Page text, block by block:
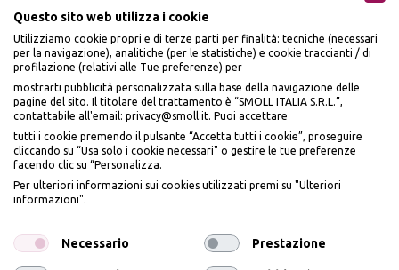
Accettiamo
Seguici sui social
Questo sito web utilizza i cookie
Utilizziamo cookie propri e di terze parti per finalità: tecniche (necessari
per la navigazione), analitiche (per le statistiche) e cookie traccianti / di
profilazione (relativi alle Tue preferenze) per
mostrarti pubblicità personalizzata sulla base della navigazione delle
pagine del sito. Il titolare del trattamento è “SMOLL ITALIA S.R.L.”,
contattabile all'email: privacy@smoll.it. Puoi accettare
tutti i cookie premendo il pulsante “Accetta tutti i cookie”, proseguire
cliccando su “Usa solo i cookie necessari" o gestire le tue preferenze
facendo clic su “Personalizza.
Per ulteriori informazioni sui cookies utilizzati premi su "Ulteriori
informazioni".
Necessario Prestazione
BENVENUTO DA
PIÙME
IL10% DI SCONTO